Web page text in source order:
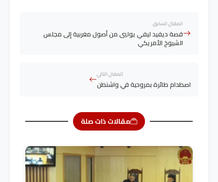
المقال السابق
قصة ديفيد ليفي يوليي من أصول مغربية إلى مجلس
الشيوخ الأمريكي
المقال التالي
اصطدام طائرة بمروحية في واشنطن
مقالات ذات صلة